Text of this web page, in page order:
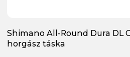
Shimano All-Round Dura DL
horgász táska